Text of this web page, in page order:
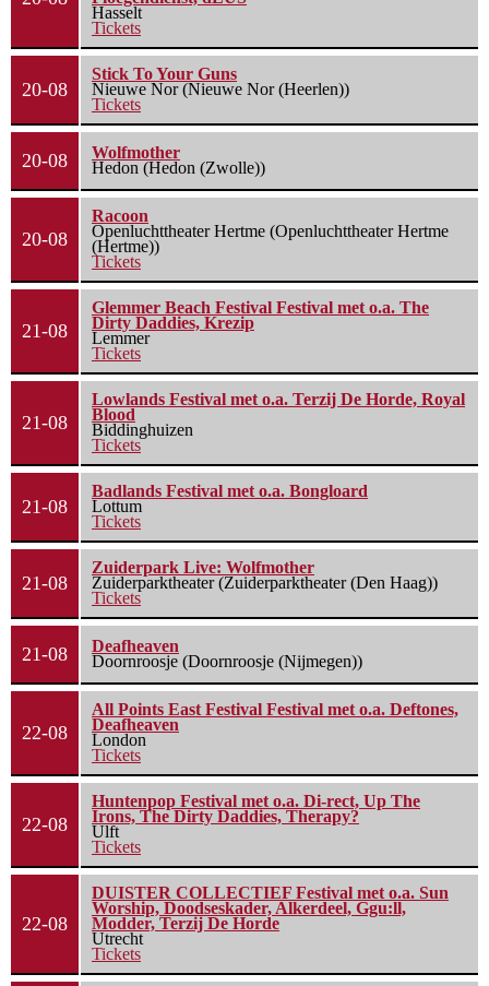
Hasselt
Tickets
20-08
Stick To Your Guns
Nieuwe Nor (Nieuwe Nor (Heerlen))
Tickets
20-08
Wolfmother
Hedon (Hedon (Zwolle))
20-08
Racoon
Openluchttheater Hertme (Openluchttheater Hertme
(Hertme))
Tickets
21-08
Glemmer Beach Festival Festival met o.a. The
Dirty Daddies, Krezip
Lemmer
Tickets
21-08
Lowlands Festival met o.a. Terzij De Horde, Royal
Blood
Biddinghuizen
Tickets
21-08
Badlands Festival met o.a. Bongloard
Lottum
Tickets
21-08
Zuiderpark Live: Wolfmother
Zuiderparktheater (Zuiderparktheater (Den Haag))
Tickets
21-08
Deafheaven
Doornroosje (Doornroosje (Nijmegen))
22-08
All Points East Festival Festival met o.a. Deftones,
Deafheaven
London
Tickets
22-08
Huntenpop Festival met o.a. Di-rect, Up The
Irons, The Dirty Daddies, Therapy?
Ulft
Tickets
22-08
DUISTER COLLECTIEF Festival met o.a. Sun
Worship, Doodseskader, Alkerdeel, Ggu:ll,
Modder, Terzij De Horde
Utrecht
Tickets